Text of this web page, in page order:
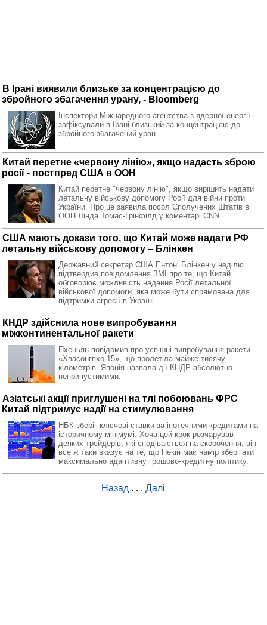
В Ірані виявили близьке за концентрацією до
збройного збагачення урану, - Bloomberg
Інспектори Міжнародного агентства з ядерної енергії
зафіксували в Ірані близький за концентрацією до
збройного збагачений уран.
Китай перетне «червону лінію», якщо надасть зброю
росії - постпред США в ООН
Китай перетне "червону лінію", якщо вирішить надати
летальну військову допомогу Росії для війни проти
України. Про це заявила посол Сполучених Штатів в
ООН Лінда Томас-Грінфілд у коментарі CNN.
США мають докази того, що Китай може надати РФ
летальну військову допомогу – Блінкен
Державний секретар США Ентоні Блінкен у неділю
підтвердив повідомлення ЗМІ про те, що Китай
обговорює можливість надання Росії летальної
військової допомоги, яка може бути спрямована для
підтримки агресії в Україні.
КНДР здійснила нове випробування
міжконтинентальної ракети
Пхеньян повідомив про успішні випробування ракети
«Хвасонгпхо-15», що пролетіла майже тисячу
кілометрів. Японія назвала дії КНДР абсолютно
неприпустимими.
Азіатські акції приглушені на тлі побоювань ФРС
Китай підтримує надії на стимулювання
НБК зберіг ключові ставки за іпотечними кредитами на
історичному мінімумі. Хоча цей крок розчарував
деяких трейдерів, які сподіваються на скорочення, він
все ж таки вказує на те, що Пекін має намір зберігати
максимально адаптивну грошово-кредитну політику.
Назад . . . Далі